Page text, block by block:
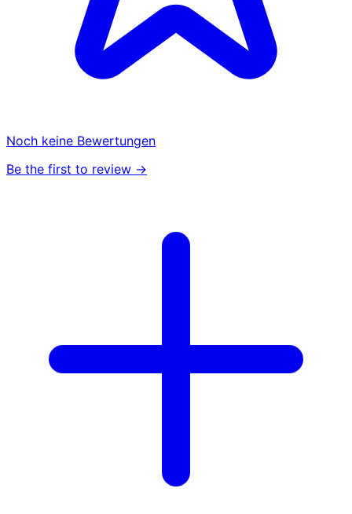
Noch keine Bewertungen
Be the first to review →